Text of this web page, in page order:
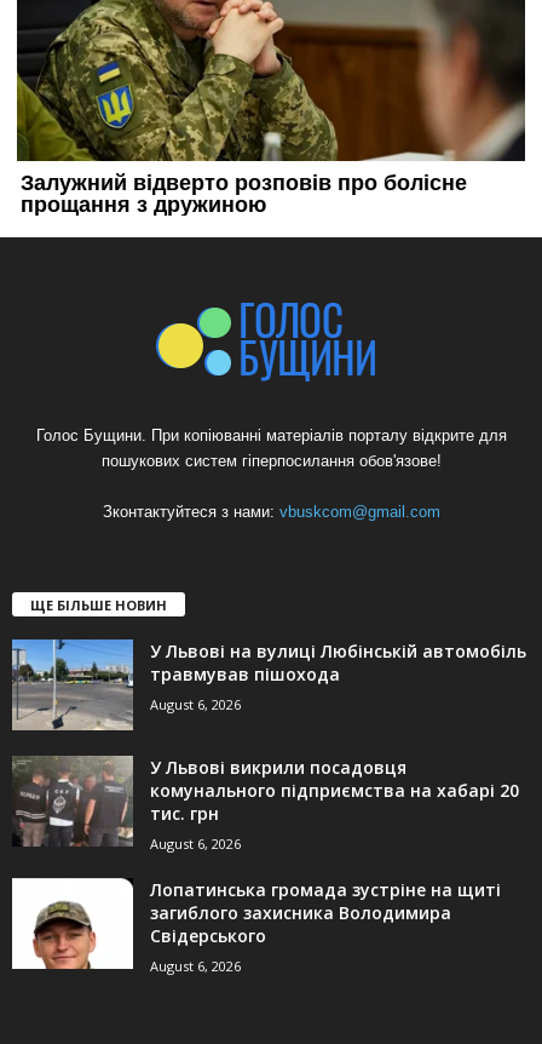
Голос Бущини. При копіюванні матеріалів порталу відкрите для
пошукових систем гіперпосилання обов'язове!
Зконтактуйтеся з нами: vbuskcom@gmail.com
ЩЕ БІЛЬШЕ НОВИН
У Львові на вулиці Любінській автомобіль
травмував пішохода
August 6, 2026
У Львові викрили посадовця
комунального підприємства на хабарі 20
тис. грн
August 6, 2026
Лопатинська громада зустріне на щиті
загиблого захисника Володимира
Свідерського
August 6, 2026